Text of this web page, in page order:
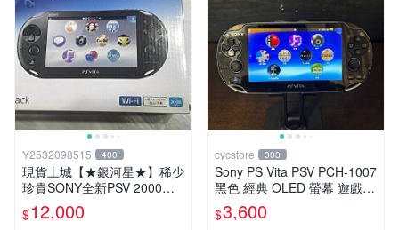
Y2532098515 400
現貨土城【★銀河星★】稀少
珍貴SONY全新PSV 2000主
機.可轉換中文.全新PSV未使
用
$12,000
cycstore 303
Sony PS Vita PSV PCH-1007
黑色 經典 OLED 螢幕 遊戲掌
機 附充電線 經典收藏 掌上型
遊戲機
$3,600